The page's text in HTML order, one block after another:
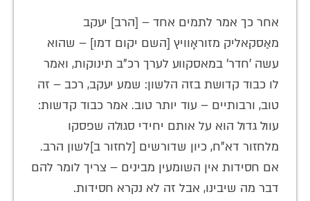
אחר כך אמר לתמים אחד – [הרב] יעקב
מאַסקאליק מזוראָוויץ [השם יקום דמו] – שהוא
עשה 'חדר' במאסקווע לערך רכ"ב תינוקות, ואמר
לו כבוד קדושת בזה הלשון: שמע יעקב, רכב – זה
טוב, ורבותיים – עוד יותר טוב. אמר כבוד קדשות:
עוול גדול הוא על אותם יחידי סגולה שפסקו
מלחזור דא"ח, כיון שדורשים [לחזור ב]לשון הרב.
אם חסידות אין השומעין מבינים – צריך לומר להם
דבר מה שיבינו, אבל זה לא נקרא חסידות.